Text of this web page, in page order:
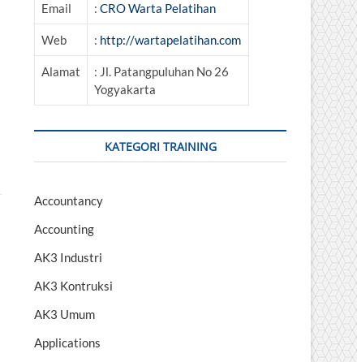
Email : CRO Warta Pelatihan
Web : http://wartapelatihan.com
Alamat
: Jl. Patangpuluhan No 26
Yogyakarta
KATEGORI TRAINING
Accountancy
Accounting
AK3 Industri
AK3 Kontruksi
AK3 Umum
Applications